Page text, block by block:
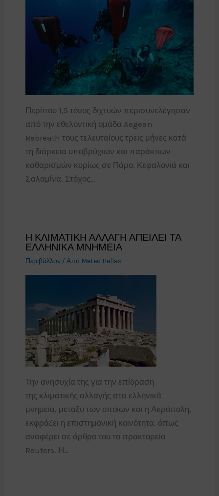
Περίπου 1,5 τόνος διχτυών περισυνελέγησαν
από την εθελοντική ομάδα Aegean
Rebreath τους τελευταίους τρεις μήνες κατά
τη διάρκεια υποβρύχιων και παράκτιων
καθαρισμών κυρίως σε Πάρο, Κεφαλονιά και
Σαλαμίνα. Στόχος…
Η ΚΛΙΜΑΤΙΚΗ ΑΛΛΑΓΗ ΑΠΕΙΛΕΙ ΤΑ
ΕΛΛΗΝΙΚΑ ΜΝΗΜΕΙΑ
Περιβάλλον/ Από Meteo Hellas
Την ανησυχία της για την επίδραση
της κλιματικής αλλαγής στα ελληνικά
μνημεία, μεταξύ των οποίων και η Ακρόπολη,
εκφράζει η επιστημονική κοινότητα, όπως
αναφέρει σε άρθρο του το πρακτορείο
Reuters. Η…